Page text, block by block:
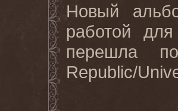
Новый
работой
перешла
Republic/